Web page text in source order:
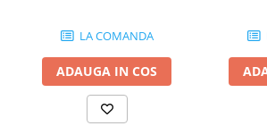
Routere
Switch-uri
Access Point-uri
LA COMANDA
ADAUGA IN COS